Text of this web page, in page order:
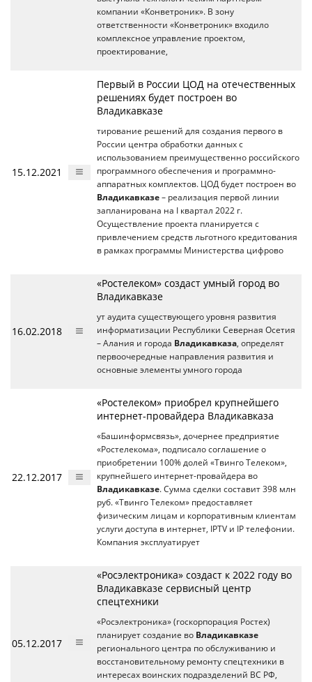
компании «Конветроник». В зону
ответственности «Конветроник» входило
комплексное управление проектом,
проектирование,
15.12.2021
Первый в России ЦОД на отечественных
решениях будет построен во
Владикавказе
тирование решений для создания первого в
России центра обработки данных с
использованием преимущественно российского
программного обеспечения и программно-
аппаратных комплектов. ЦОД будет построен во
Владикавказе – реализация первой линии
запланирована на I квартал 2022 г.
Осуществление проекта планируется с
привлечением средств льготного кредитования
в рамках программы Министерства цифрово
16.02.2018
«Ростелеком» создаст умный город во
Владикавказе
ут аудита существующего уровня развития
информатизации Республики Северная Осетия
– Алания и города Владикавказа, определят
первоочередные направления развития и
основные элементы умного города
22.12.2017
«Ростелеком» приобрел крупнейшего
интернет-провайдера Владикавказа
«Башинформсвязь», дочернее предприятие
«Ростелекома», подписало соглашение о
приобретении 100% долей «Твинго Телеком»,
крупнейшего интернет-провайдера во
Владикавказе. Сумма сделки составит 398 млн
руб. «Твинго Телеком» предоставляет
физическим лицам и корпоративным клиентам
услуги доступа в интернет, IPTV и IP телефонии.
Компания эксплуатирует
05.12.2017
«Росэлектроника» создаст к 2022 году во
Владикавказе сервисный центр
спецтехники
«Росэлектроника» (госкорпорация Ростех)
планирует создание во Владикавказе
регионального центра по обслуживанию и
восстановительному ремонту спецтехники в
интересах воинских подразделений ВС РФ,